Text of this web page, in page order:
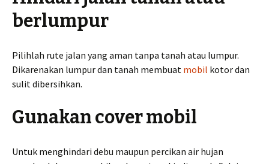
berlumpur
Pilihlah rute jalan yang aman tanpa tanah atau lumpur.
Dikarenakan lumpur dan tanah membuat mobil kotor dan
sulit dibersihkan.
Gunakan cover mobil
Untuk menghindari debu maupun percikan air hujan